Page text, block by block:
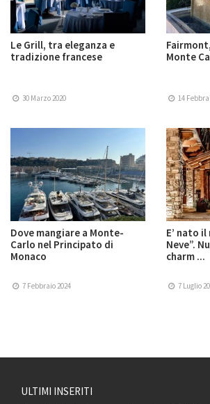
Le Grill, tra eleganza e
tradizione francese
30 Marzo 2020
Monte
14
Dove mangiare a Monte-
Carlo nel Principato di
Monaco
7 Febbraio 2024
E’ nato
Neve”.
charm ...
7 Luglio
ULTIMI INSERITI